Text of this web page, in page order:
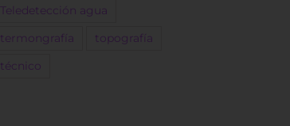
Teledetección agua
termongrafía topografía
técnico